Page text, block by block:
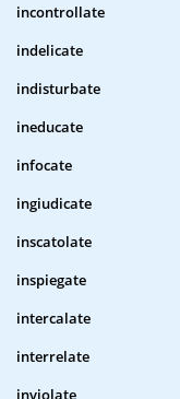
incontrollate
indelicate
indisturbate
ineducate
infocate
ingiudicate
inscatolate
inspiegate
intercalate
interrelate
inviolate